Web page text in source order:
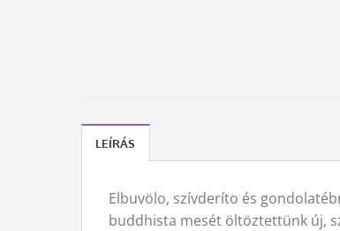
LEÍRÁS
Elbuvölo, szívderíto és
buddhista mesét öltöztettünk új,